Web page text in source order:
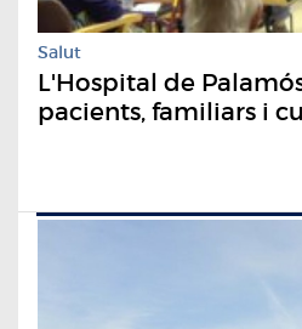
Salut
L'Hospital de
pacients, familiars i